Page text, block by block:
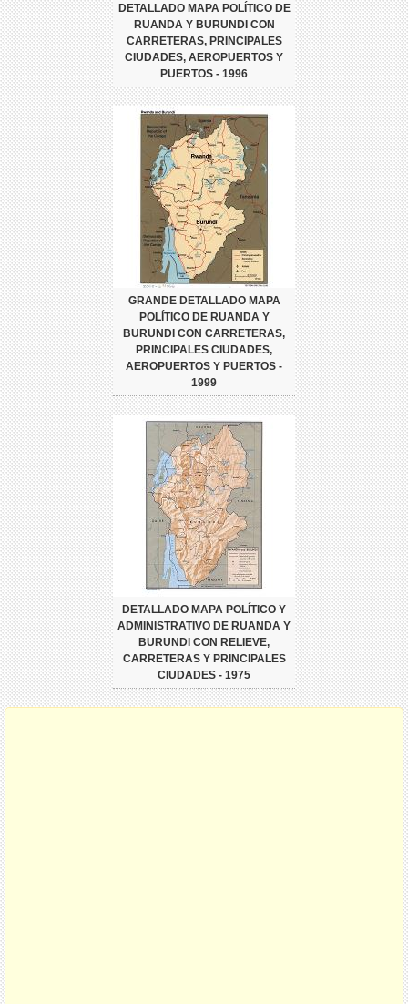
DETALLADO MAPA POLÍTICO DE
RUANDA Y BURUNDI CON
CARRETERAS, PRINCIPALES
CIUDADES, AEROPUERTOS Y
PUERTOS - 1996
GRANDE DETALLADO MAPA
POLÍTICO DE RUANDA Y
BURUNDI CON CARRETERAS,
PRINCIPALES CIUDADES,
AEROPUERTOS Y PUERTOS -
1999
DETALLADO MAPA POLÍTICO Y
ADMINISTRATIVO DE RUANDA Y
BURUNDI CON RELIEVE,
CARRETERAS Y PRINCIPALES
CIUDADES - 1975